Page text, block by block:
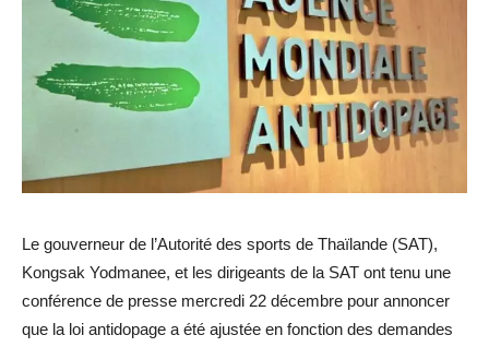
Le gouverneur de l’Autorité des sports de Thaïlande (SAT),
Kongsak Yodmanee, et les dirigeants de la SAT ont tenu une
conférence de presse mercredi 22 décembre pour annoncer
que la loi antidopage a été ajustée en fonction des demandes